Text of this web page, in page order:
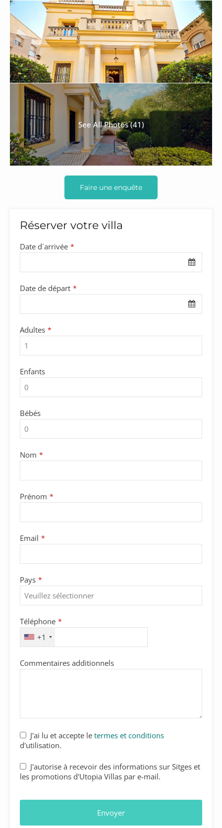
See All Photos (41)
Faire une enquête
Réserver votre villa
Date d´arrivée *
Date de départ *
Adultes *
Enfants
Bébés
Nom *
Email *
Prénom *
Email *
Pays *
Téléphone *
+1
Commentaires additionnels
J'ai lu et accepte le termes et conditions
d'utilisation.
J'autorise à recevoir des informations sur Sitges et
les promotions d'Utopia Villas par e-mail.
Envoyer